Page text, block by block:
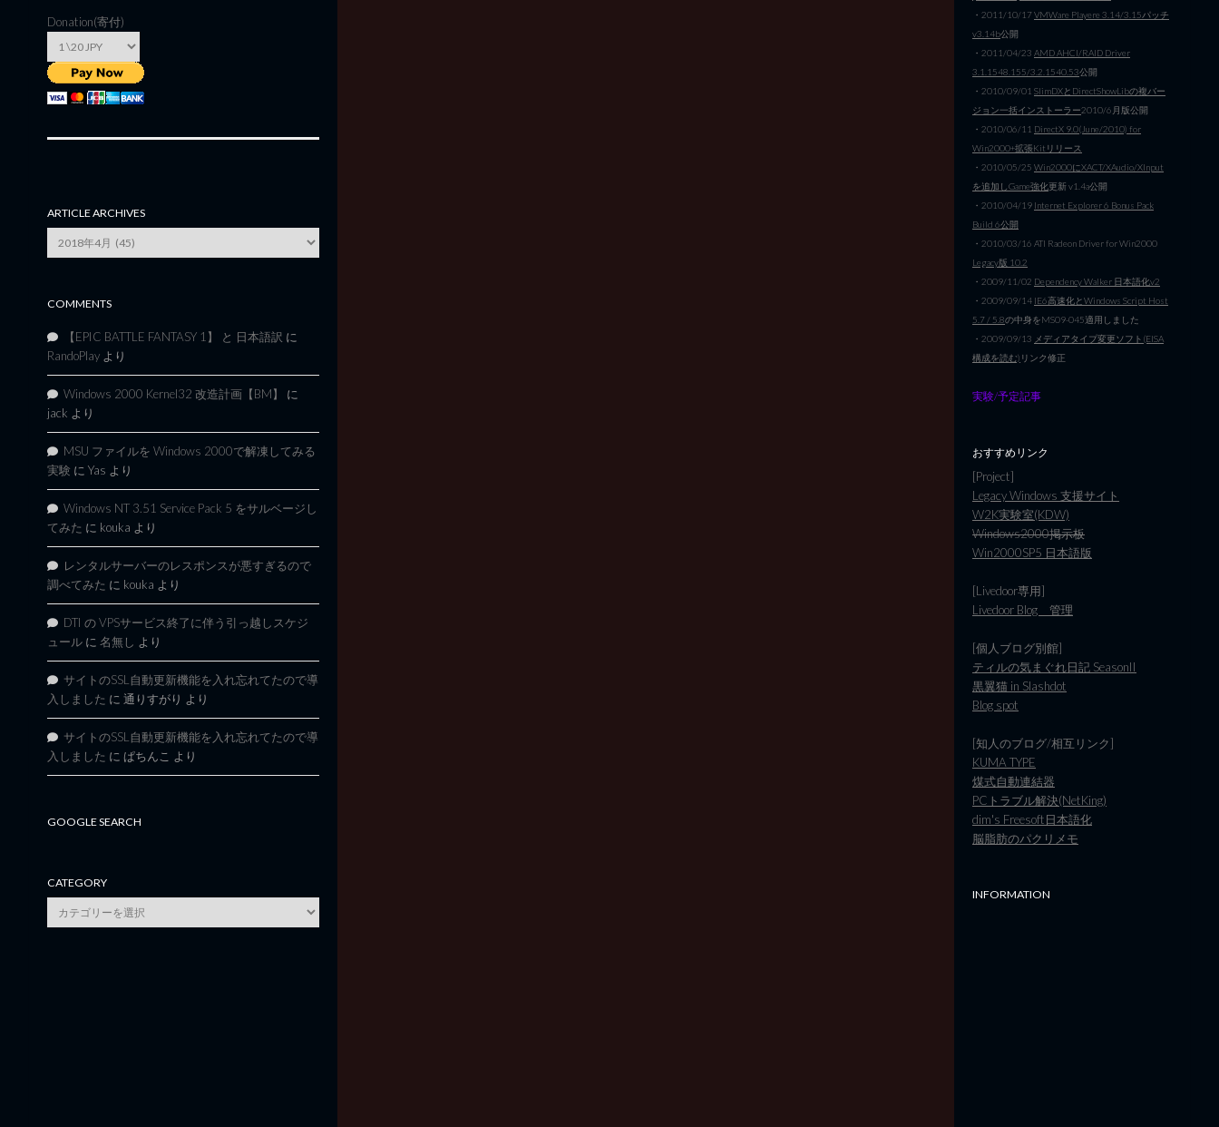
Donation(寄付)
ARTICLE ARCHIVES
Archives
COMMENTS
【EPIC BATTLE FANTASY 1】 と 日本語訳 に
RandoPlay より
Windows 2000 Kernel32 改造計画【BM】
に
jack より
MSU ファイルを Windows 2000で解凍してみる
実験 に Yas より
Windows NT 3.51 Service Pack 5 をサルベージし
てみた に kouka より
レンタルサーバーのレスポンスが悪すぎるので
調べてみた に kouka より
DTI の VPSサービス終了に伴う引っ越しスケジ
ュール に 名無し より
サイトのSSL自動更新機能を入れ忘れてたので導
入しました に 通りすがり より
サイトのSSL自動更新機能を入れ忘れてたので導
入しました に ぱちんこ より
GOOGLE SEARCH
CATEGORY
category
・2011/10/17VMWare Playere 3.14/3.15パッチ
v3.14b公開
・2011/04/23 AMD AHCI/RAID Driver
3.1.1548.155/3.2.1540.53公開
・2010/09/01 SlimDXとDirectShowLibの複バー
ジョン一括インストーラー2010/6月版公開
・2010/06/11 DirectX 9.0(June/2010) for
Win2000+拡張Kitリリース
・2010/05/25 Win2000にXACT/XAudio/XInput
を追加しGame強化更新 v1.4a公開
・2010/04/19 Internet Explorer 6 Bonus Pack
Build 6公開
・2010/03/16 ATI Radeon Driver for Win2000
Legacy版 10.2
・2009/11/02 Dependency Walker 日本語化v2
・2009/09/14 IE6高速化とWindows Script Host
5.7 / 5.8の中身をMS09-045適用しました
・2009/09/13 メディアタイプ変更ソフト(EISA
構成を読む) リンク修正
実験/予定記事
おすすめリンク
[Project]
Legacy Windows 支援サイト
W2K実験室(KDW)
Windows2000掲示板
Win2000SP5 日本語版
[Livedoor専用]
Livedoor Blog 管理
[個人ブログ別館]
ティルの気まぐれ日記 SeasonII
黒翼猫 in Slashdot
Blog spot
[知人のブログ/相互リンク]
KUMA TYPE
煤式自動連結器
PCトラブル解決(NetKing)
dim's Freesoft日本語化
脳脂肪のパクリメモ
INFORMATION